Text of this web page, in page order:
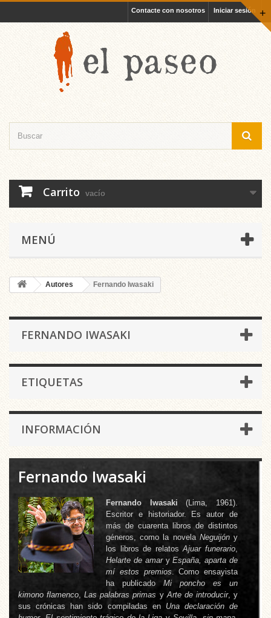
+
Iniciar sesión
Contacte con nosotros
Carrito vacío
MENÚ
Autores Fernando Iwasaki
FERNANDO IWASAKI
ETIQUETAS
INFORMACIÓN
Fernando Iwasaki
Fernando Iwasaki (Lima, 1961).
Escritor e historiador. Es autor de
más de cuarenta libros de distintos
géneros, como la novela Neguijóny
los libros de relatosAjuar funerario,
Helarte de amaryEspaña, aparta de
mí estos premios. Como ensayista
ha publicado Mi poncho es un
kimono flamenco,Las palabras primas yArte de introducir, y
sus crónicas han sido compiladas en Una declaración de